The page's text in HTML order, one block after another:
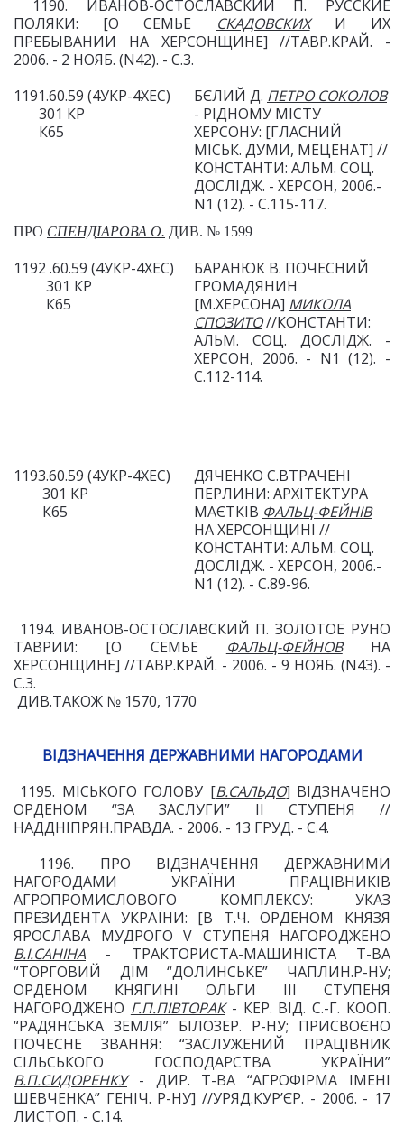
1190. ИВАНОВ-ОСТОСЛАВСКИЙ П. РУССКИЕ
ПОЛЯКИ: [О СЕМЬЕ
СКАДОВСКИХИ ИХ
ПРЕБЫВАНИИ НА ХЕРСОНЩИНЕ] //ТАВР.КРАЙ. -
2006. - 2 НОЯБ. (N42). - С.3.
1191.60.59 (4УКР-4ХЕС)
301 КР
К65
БЄЛИЙ Д. ПЕТРО СОКОЛОВ
- РІДНОМУ МІСТУ
ХЕРСОНУ: [ГЛАСНИЙ
МІСЬК. ДУМИ, МЕЦЕНАТ] //
КОНСТАНТИ: АЛЬМ. СОЦ.
ДОСЛІДЖ. - ХЕРСОН, 2006.-
N1 (12). - С.115-117.
ПРО СПЕНДІАРОВА О. ДИВ. № 1599
1192 .60.59 (4УКР-4ХЕС)
301 КР
К65
БАРАНЮК В. ПОЧЕСНИЙ
ГРОМАДЯНИН
[М.ХЕРСОНА] МИКОЛА
СПОЗИТО//КОНСТАНТИ:
АЛЬМ. СОЦ. ДОСЛІДЖ. -
ХЕРСОН, 2006. - N1 (12). -
С.112-114.
1193.60.59 (4УКР-4ХЕС)
301 КР
К65
ДЯЧЕНКО С.ВТРАЧЕНІ
ПЕРЛИНИ: АРХІТЕКТУРА
МАЄТКІВ ФАЛЬЦ-ФЕЙНІВ
НА ХЕРСОНЩИНІ //
КОНСТАНТИ: АЛЬМ. СОЦ.
ДОСЛІДЖ. - ХЕРСОН, 2006.-
N1 (12). - С.89-96.
1194. ИВАНОВ-ОСТОСЛАВСКИЙ П. ЗОЛОТОЕ РУНО
ТАВРИИ: [О СЕМЬЕ
ФАЛЬЦ-ФЕЙНОВНА
ХЕРСОНЩИНЕ] //ТАВР.КРАЙ. - 2006. - 9 НОЯБ. (N43). -
С.3.
ДИВ.ТАКОЖ № 1570, 1770
ВІДЗНАЧЕННЯ ДЕРЖАВНИМИ НАГОРОДАМИ
1195. МІСЬКОГО ГОЛОВУ [В.САЛЬДО] ВІДЗНАЧЕНО
ОРДЕНОМ “ЗА ЗАСЛУГИ” II СТУПЕНЯ //
НАДДНІПРЯН.ПРАВДА. - 2006. - 13 ГРУД. - С.4.
1196. ПРО ВІДЗНАЧЕННЯ ДЕРЖАВНИМИ
НАГОРОДАМИ УКРАЇНИ ПРАЦІВНИКІВ
АГРОПРОМИСЛОВОГО КОМПЛЕКСУ: УКАЗ
ПРЕЗИДЕНТА УКРАЇНИ: [В Т.Ч. ОРДЕНОМ КНЯЗЯ
ЯРОСЛАВА МУДРОГО V СТУПЕНЯ НАГОРОДЖЕНО
В.І.САНІНА - ТРАКТОРИСТА-МАШИНІСТА Т-ВА
“ТОРГОВИЙ ДІМ “ДОЛИНСЬКЕ” ЧАПЛИН.Р-НУ;
ОРДЕНОМ КНЯГИНІ ОЛЬГИ III СТУПЕНЯ
НАГОРОДЖЕНО Г.П.ПІВТОРАК- КЕР. ВІД. С.-Г. КООП.
“РАДЯНСЬКА ЗЕМЛЯ” БІЛОЗЕР. Р-НУ; ПРИСВОЄНО
ПОЧЕСНЕ ЗВАННЯ: “ЗАСЛУЖЕНИЙ ПРАЦІВНИК
СІЛЬСЬКОГО ГОСПОДАРСТВА УКРАЇНИ”
В.П.СИДОРЕНКУ- ДИР. Т-ВА “АГРОФІРМА ІМЕНІ
ШЕВЧЕНКА” ГЕНІЧ. Р-НУ] //УРЯД.КУР’ЄР. - 2006. - 17
ЛИСТОП. - С.14.